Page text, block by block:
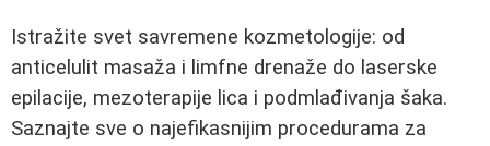
Istražite svet savremene kozmetologije: od
anticelulit masaža i limfne drenaže do laserske
epilacije, mezoterapije lica i podmlađivanja šaka.
Saznajte sve o najefikasnijim procedurama za